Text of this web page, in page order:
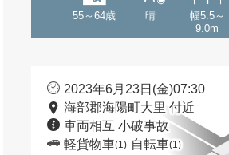
55～64歳 晴
幅5.5～
9.0m
2023年6月23日(金)07:30
海部郡海陽町大里 付近
車両相互 小破事故
軽貨物車(1) 自転車(1)